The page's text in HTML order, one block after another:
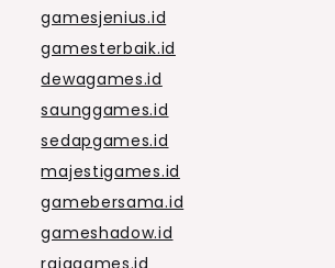
gamesjenius.id
gamesterbaik.id
dewagames.id
saunggames.id
sedapgames.id
majestigames.id
gamebersama.id
gameshadow.id